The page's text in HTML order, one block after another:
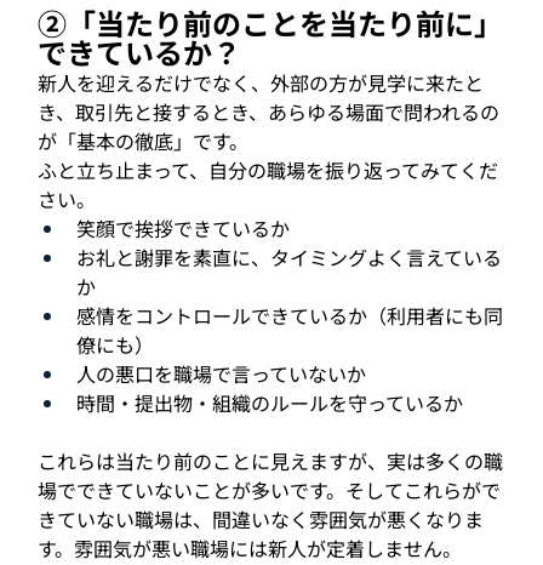
②「当たり前のことを当たり前に」
できているか？
新人を迎えるだけでなく、外部の方が見学に来たと
き、取引先と接するとき、あらゆる場面で問われるの
が「基本の徹底」です。
ふと立ち止まって、自分の職場を振り返ってみてくだ
さい。
笑顔で挨拶できているか
お礼と謝罪を素直に、タイミングよく言えている
か
感情をコントロールできているか（利用者にも同
僚にも）
人の悪口を職場で言っていないか
時間・提出物・組織のルールを守っているか
これらは当たり前のことに見えますが、実は多くの職
場でできていないことが多いです。そしてこれらがで
きていない職場は、間違いなく雰囲気が悪くなりま
す。雰囲気が悪い職場には新人が定着しません。